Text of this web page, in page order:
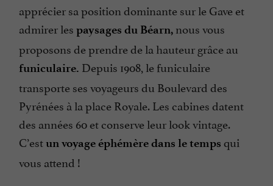
apprécier sa position dominante sur le Gave et
admirer les paysages du Béarn, nous vous
proposons de prendre de la hauteur grâce au
funiculaire. Depuis 1908, le funiculaire
transporte ses voyageurs du Boulevard des
Pyrénées à la place Royale. Les cabines datent
des années 60 et conserve leur look vintage.
C’estun voyage éphémère dans le temps qui
vous attend !